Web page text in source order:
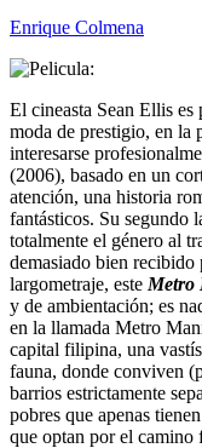
Enrique Colmena
El cineasta Sean Ellis
moda de prestigio, en la
interesarse
(2006), basado en un
atención, una historia
fantásticos. Su segundo
totalmente el género al
demasiado bien
largometraje, este Metro
y de ambientación; es
en la llamada Metro
capital filipina, una
fauna, donde conviven
barrios estrictamente
pobres que apenas
que optan por el